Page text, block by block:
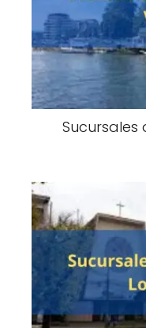
Sucursales